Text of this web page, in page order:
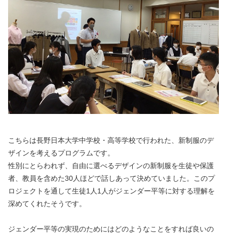
こちらは長野日本大学中学校・高等学校で行われた、新制服のデ
ザインを考えるプログラムです。
性別にとらわれず、自由に選べるデザインの新制服を生徒や保護
者、教員を含めた30人ほどで話しあって決めていました。このプ
ロジェクトを通して生徒1人1人がジェンダー平等に対する理解を
深めてくれたそうです。
ジェンダー平等の実現のためにはどのようなことをすれば良いの